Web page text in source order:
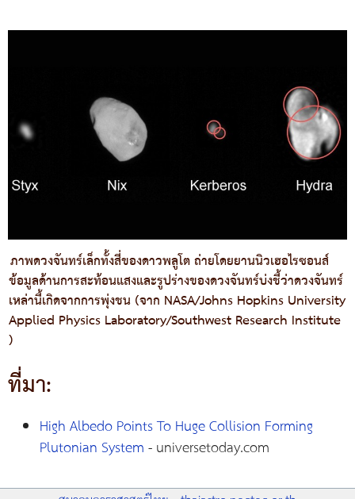
ภาพดวงจันทร์เล็กทั้งสี่ของดาวพลูโต ถ่ายโดยยานนิวเฮอไรซอนส์
ข้อมูลด้านการสะท้อนแสงและรูปร่างของดวงจันทร์บ่งชี้ว่าดวงจันทร์
เหล่านี้เกิดจากการพุ่งชน (จาก NASA/Johns Hopkins University
Applied Physics Laboratory/Southwest Research Institute
)
ที่มา:
High Albedo Points To Huge Collision Forming
Plutonian System- universetoday.com